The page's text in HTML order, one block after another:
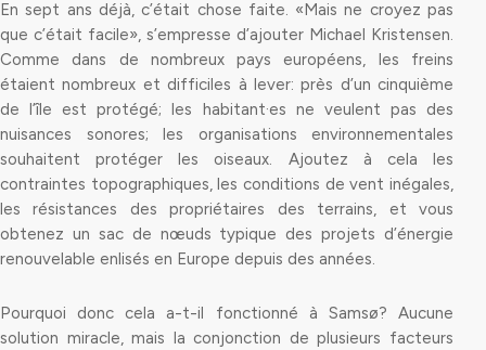
En sept ans déjà, c’était chose faite. «Mais ne croyez pas
que c’était facile», s’empresse d’ajouter Michael Kristensen.
Comme dans de nombreux pays européens, les freins
étaient nombreux et difficiles à lever: près d’un cinquième
de l’île est protégé; les habitant·es ne veulent pas des
nuisances sonores; les organisations environnementales
souhaitent protéger les oiseaux. Ajoutez à cela les
contraintes topographiques, les conditions de vent inégales,
les résistances des propriétaires des terrains, et vous
obtenez un sac de nœuds typique des projets d’énergie
renouvelable enlisés en Europe depuis des années.
Pourquoi donc cela a-t-il fonctionné à Samsø? Aucune
solution miracle, mais la conjonction de plusieurs facteurs